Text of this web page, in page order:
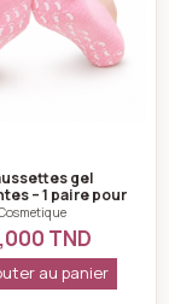
gel
– 1 paire pour
& secs
TND
au panier